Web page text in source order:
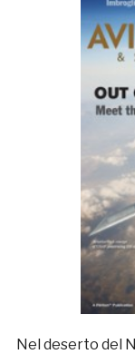
Nel deserto del